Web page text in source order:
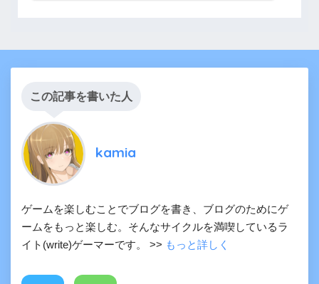
この記事を書いた人
kamia
ゲームを楽しむことでブログを書き、ブログのためにゲ
ームをもっと楽しむ。そんなサイクルを満喫しているラ
イト(write)ゲーマーです。 >> もっと詳しく